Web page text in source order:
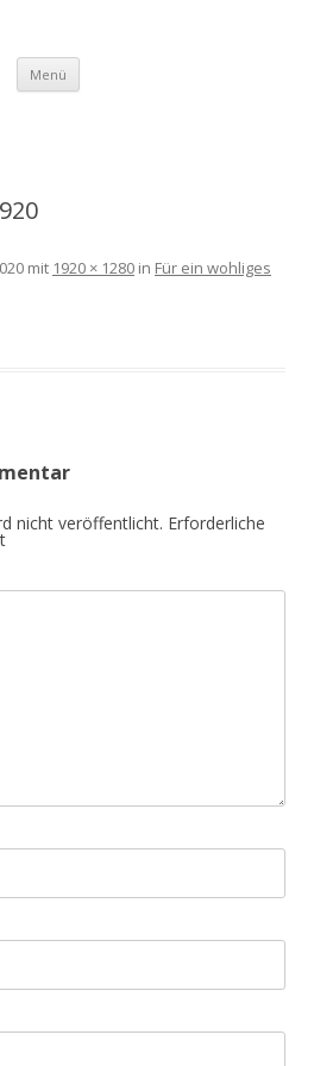
Menü
mit 1920 × 1280 in Für ein wohliges
nicht veröffentlicht. Erforderliche